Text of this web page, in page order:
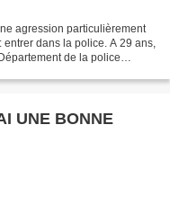
agression particulièrement
dans la police. A 29 ans,
de la police
UNE BONNE